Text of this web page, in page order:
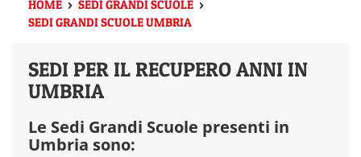
HOME > SEDI GRANDI SCUOLE >
SEDI GRANDI SCUOLE UMBRIA
SEDI PER IL RECUPERO ANNI IN
UMBRIA
Le Sedi Grandi Scuole presenti in
Umbria sono: